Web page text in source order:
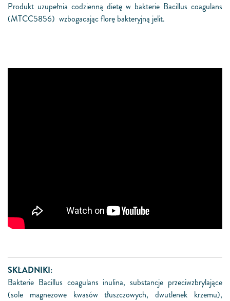
Produkt uzupełnia codzienną dietę w bakterie Bacillus coagulans
(MTCC5856) wzbogacając florę bakteryjną jelit.
SKŁADNIKI:
Bakterie Bacillus coagulans inulina, substancje przeciwzbrylające
(sole magnezowe kwasów tłuszczowych, dwutlenek krzemu),